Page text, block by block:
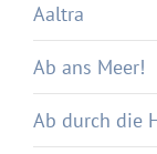
Aaltra
Ab ans Meer!
Ab durch die